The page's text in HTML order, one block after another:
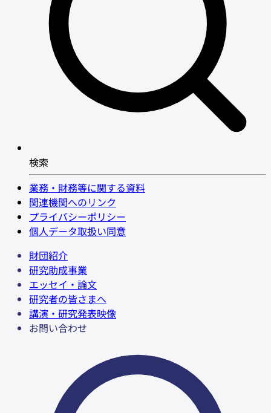
検索
業務・財務等に関する資料
関連機関へのリンク
プライバシーポリシー
個人データ取扱い同意
財団紹介
研究助成事業
エッセイ・論文
研究者の皆さまへ
講演・研究発表映像
お問い合わせ